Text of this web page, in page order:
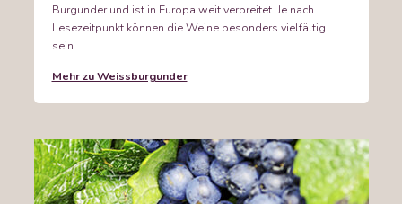
Burgunder und ist in Europa weit verbreitet. Je nach
Lesezeitpunkt können die Weine besonders vielfältig
sein.
Mehr zu Weissburgunder